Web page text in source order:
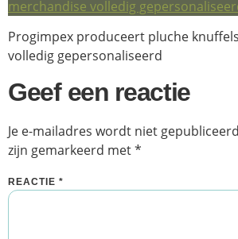
Progimpex produceert pluche
volledig gepersonaliseerd
Geef een reactie
Je e-mailadres wordt niet
zijn gemarkeerd met*
REACTIE *